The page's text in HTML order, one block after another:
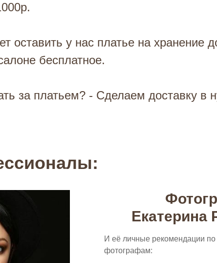
оставить у нас платье на хранение
бесплатное.
за платьем? - Сделаем доставку в
Екатерина
И её личные рекомендации по
фотографам: